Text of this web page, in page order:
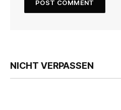
NICHT VERPASSEN